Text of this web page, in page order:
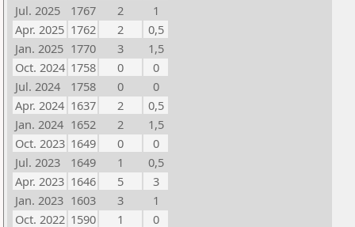
Jul. 2025
1767 2
1
Apr. 2025 1762 2
0,5
Jan. 2025 1770 3
1,5
Oct. 2024 1758 0
0
Jul. 2024
1758 0
0
Apr. 2024 1637 2
0,5
Jan. 2024 1652 2
1,5
Oct. 2023 1649 0
0
Jul. 2023
1649 1
0,5
Apr. 2023 1646 5
3
Jan. 2023 1603 3
1
Oct. 2022 1590 1
0